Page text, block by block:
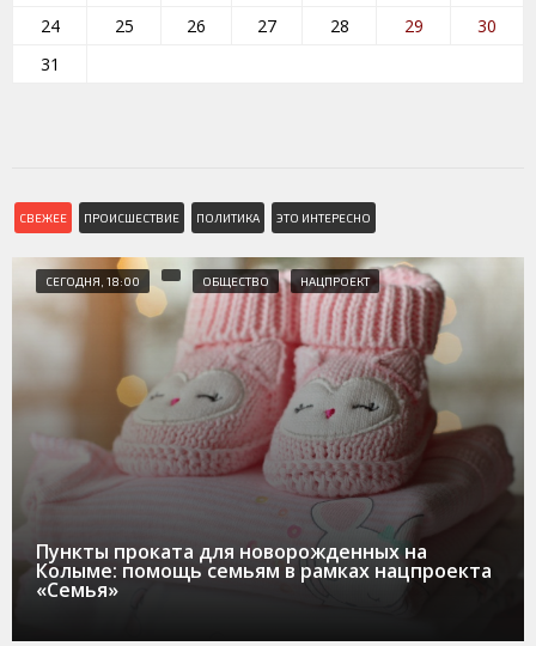
24
25 26 27 28 29
30
31
СВЕЖЕЕ ПРОИСШЕСТВИЕ ПОЛИТИКА ЭТО ИНТЕРЕСНО
СЕГОДНЯ, 18:00 ОБЩЕСТВО НАЦПРОЕКТ
Пункты проката для новорожденных на
Колыме: помощь семьям в рамках нацпроекта
«Семья»